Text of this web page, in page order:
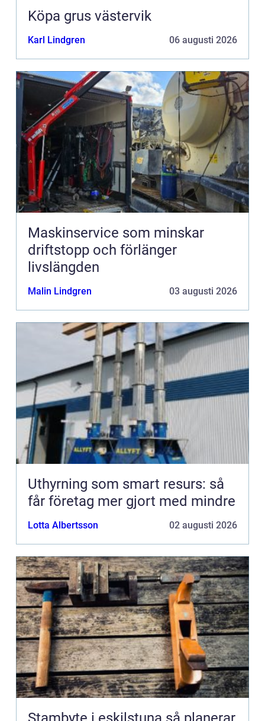
Köpa grus västervik
Karl Lindgren 06 augusti 2026
Maskinservice som minskar
driftstopp och förlänger
livslängden
Malin Lindgren 03 augusti 2026
Uthyrning som smart resurs: så
får företag mer gjort med mindre
Lotta Albertsson 02 augusti 2026